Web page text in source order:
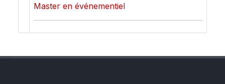
Master en événementiel